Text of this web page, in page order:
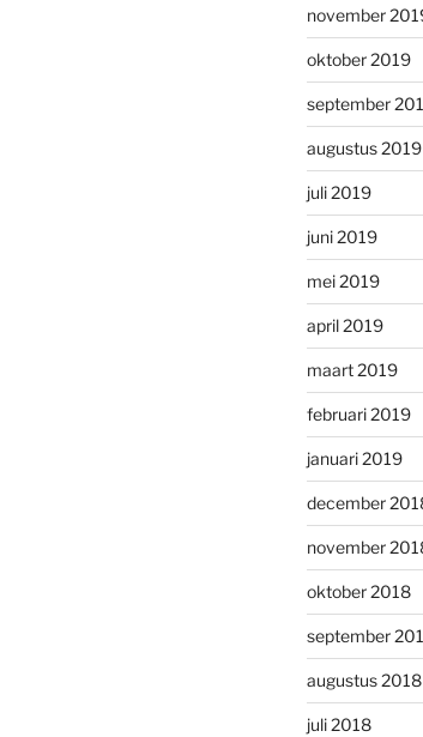
november
oktober 2019
september
augustus 2019
juli 2019
juni 2019
mei 2019
april 2019
maart 2019
februari 2019
januari 2019
december
november
oktober 2018
september
augustus 2018
juli 2018